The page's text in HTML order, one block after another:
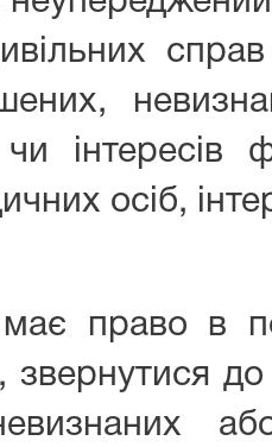
інтересів
осіб,
право в
до